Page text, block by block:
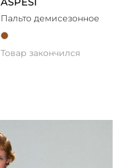
Пальто демисезонное
Товар закончился